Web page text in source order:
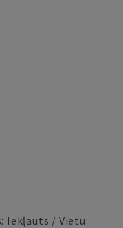
Iekļauts / Vietu